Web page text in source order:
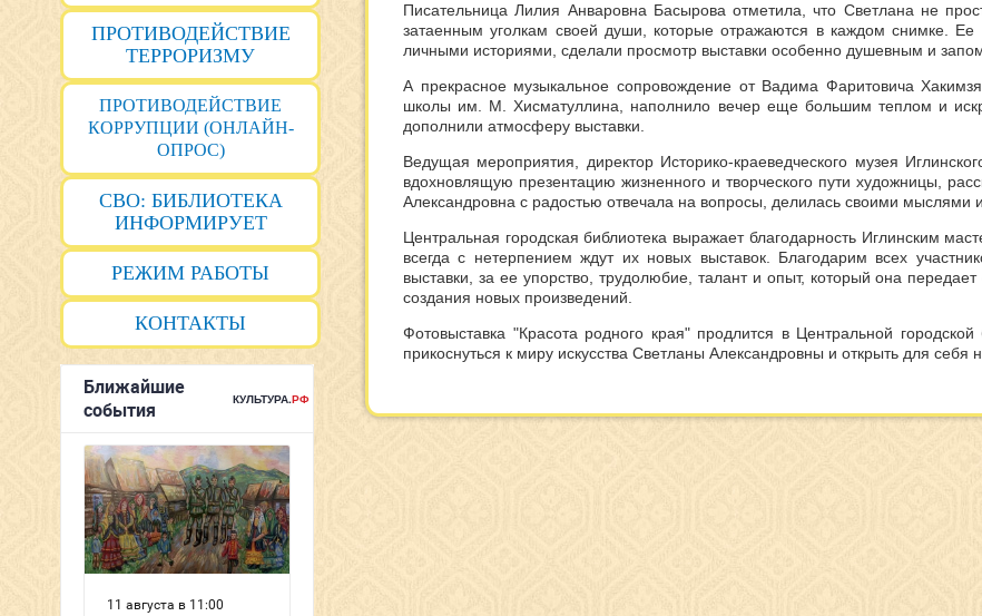
ПРОТИВОДЕЙСТВИЕ
ТЕРРОРИЗМУ
ПРОТИВОДЕЙСТВИЕ
КОРРУПЦИИ (ОНЛАЙН-
ОПРОС)
СВО: БИБЛИОТЕКА
ИНФОРМИРУЕТ
РЕЖИМ РАБОТЫ
КОНТАКТЫ
Писательница Лилия Анваровна Басырова отметила, что Светлана не
затаенным уголкам своей души, которые отражаются в каждом снимке.
личными историями, сделали просмотр выставки особенно душевным и
А прекрасное музыкальное сопровождение от Вадима Фаритовича
школы им. М. Хисматуллина, наполнило вечер еще большим теплом и
дополнили атмосферу выставки.
Ведущая мероприятия, директор Историко-краеведческого музея
вдохновлящую презентацию жизненного и творческого пути художницы,
Александровна с радостью отвечала на вопросы, делилась своими мыслями
Центральная городская библиотека выражает благодарность Иглинским
всегда с нетерпением ждут их новых выставок. Благодарим всех
выставки, за ее упорство, трудолюбие, талант и опыт, который она
создания новых произведений.
Фотовыставка "Красота родного края" продлится в Центральной
прикоснуться к миру искусства Светланы Александровны и открыть для себя